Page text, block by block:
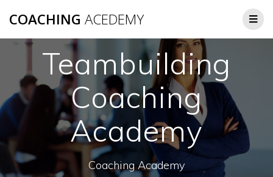
COACHING ACEDEMY
Teambuilding
Coaching
Academy
Coaching Academy